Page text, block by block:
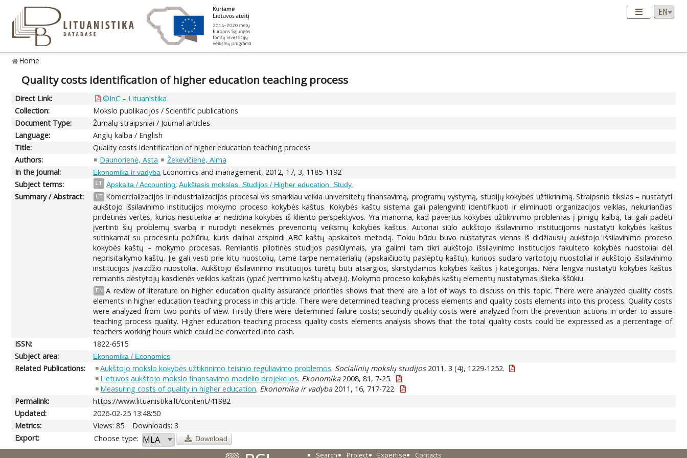
Home
Quality costs identification of higher education teaching process
Direct Link:
©InC – Lituanistika
Collection:
Mokslo publikacijos / Scientific publications
Document Type:
Žurnalų straipsniai / Journal articles
Language:
Anglų kalba / English
Title:
Quality costs identification of higher education teaching process
Authors:
Daunorienė, Asta
Žekevičienė, Alma
In the Journal:
Ekonomika ir vadyba Economics and management, 2012, 17, 3, 1185-1192
Subject terms:
LT Apskaita / Accounting;Aukštasis mokslas. Studijos / Higher education. Study.
Summary / Abstract: LT Komercializacijos ir industrializacijos procesai vis smarkiau veikia universitetų finansavimą, programų vystymą, studijų kokybės užtikrinimą. Straipsnio tikslas – nustatyti
aukštojo išsilavinimo institucijos mokymo proceso kokybės kaštus. Kokybės kaštų sistema gali palengvinti identifikuoti ir eliminuoti organizacijos veiklas, nekuriančias
pridėtinės vertės, kurios nesuteikia ar nedidina kokybės iš kliento perspektyvos. Yra manoma, kad pavertus kokybės užtikrinimo problemas į pinigų kalbą, tai gali padėti
įvertinti šių problemų svarbą ir nurodyti nesėkmės prevencinių veiksmų kokybės kaštus. Autoriai siūlo aukštojo išsilavinimo institucijoms nustatyti kokybės kaštus
sutinkamai su procesiniu požiūriu, kuris dalinai atspindi ABC kaštų apskaitos metodą. Tokiu būdu buvo nustatytas vienas iš didžiausių aukštojo išsilavinimo proceso
kokybės kaštų – mokymo procesas. Remiantis pilotinės studijos pasiūlymais, yra galimi tam tikri aukštojo išsilavinimo institucijos fakulteto kokybės nuostoliai dėl
neprisitaikymo kaštų. Jie gali vesti prie kitų nuostolių, tame tarpe nematerialių (apskaičiuotų paslėptų kaštų), kuriuos sudaro vartotojų nuostoliai ir aukštojo išsilavinimo
institucijos įvaizdžio nuostoliai. Aukštojo išsilavinimo institucijos turėtų būti atsargios, skirstydamos kokybės kaštus į kategorijas. Nėra lengva nustatyti kokybės kaštus
remiantis dėstytojų kasdienės veiklos kaštais (ypač įvertinimo kaštų atveju). Mokymo proceso kokybės kaštų elementų nustatymas išlieka iššūkiu.
EN A review of literature on higher education quality assurance priorities shows that there are a lot of ways to discuss on this topic. There were analyzed quality costs
elements in higher education teaching process in this article. There were determined teaching process elements and quality costs elements into this process. Quality costs
were analyzed from two points of view. Firstly there were determined failure costs; secondly quality costs were analyzed from the prevention actions in order to assure
teaching process quality. Higher education teaching process quality costs elements analysis shows that the total quality costs could be expressed as a percentage of
teachers working hours which could be converted into cash.
ISSN:
1822-6515
Subject area:
Ekonomika / Economics
Related Publications: Aukštojo mokslo kokybės užtikrinimo teisinio reguliavimo problemos. Socialinių mokslų studijos2011, 3 (4), 1229-1252.
Lietuvos aukštojo mokslo finansavimo modelio projekcijos. Ekonomika2008, 81, 7-25.
Measuring costs of quality in higher education. Ekonomika ir vadyba2011, 16, 717-722.
Permalink:
https://www.lituanistika.lt/content/41982
Updated:
2026-02-25 13:48:50
Metrics:
Views: 85
Downloads: 3
Export:
Choose type: Download
Search Project Expertise Contacts